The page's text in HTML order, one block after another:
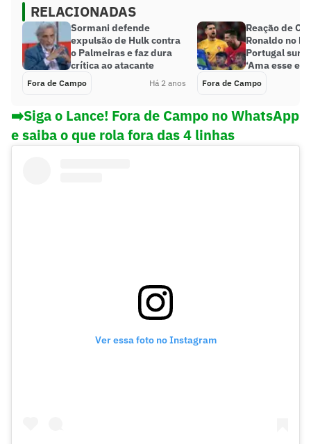
RELACIONADAS
Sormani defende
expulsão de Hulk contra
o Palmeiras e faz dura
crítica ao atacante
Fora de Campo Há 2 anos
Reação de
Ronaldo no
Portugal
‘Ama esse
Fora de Campo
➡️Siga o Lance! Fora de Campo no WhatsApp
e saiba o que rola fora das 4 linhas
Ver essa foto no Instagram